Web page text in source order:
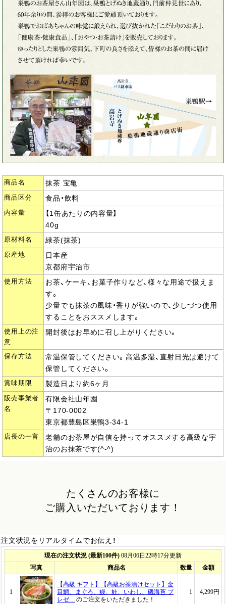
商品名 抹茶 宝亀
商品区分 食品・飲料
内容量
【1缶あたりの内容量】
40g
原材料名 緑茶(抹茶)
原産地
日本産
京都府宇治市
使用方法
お茶、ケーキ、お菓子作りなど、様々な用途で扱えま
す。
少量でも抹茶の風味・香りが強いので、少しづつ使用
することをおススメします。
使用上の注
意
開封後はお早めに召し上がりください。
保存方法
常温保管してください。高温多湿、直射日光は避けて
保管してください。
賞味期限 製造日より約6ヶ月
販売事業者
名
有限会社山年園
〒170-0002
東京都豊島区巣鴨3-34-1
店長の一言
老舗のお茶屋が自信を持ってオススメする高級な宇
治のお抹茶です(^-^)
たくさんのお客様に
ご購入いただいております！
注文状況をリアルタイムでお伝え！